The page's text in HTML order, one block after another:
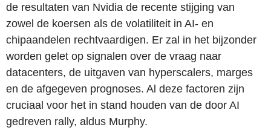
de resultaten van Nvidia de recente stijging van
zowel de koersen als de volatiliteit in AI- en
chipaandelen rechtvaardigen. Er zal in het bijzonder
worden gelet op signalen over de vraag naar
datacenters, de uitgaven van hyperscalers, marges
en de afgegeven prognoses. Al deze factoren zijn
cruciaal voor het in stand houden van de door AI
gedreven rally, aldus Murphy.